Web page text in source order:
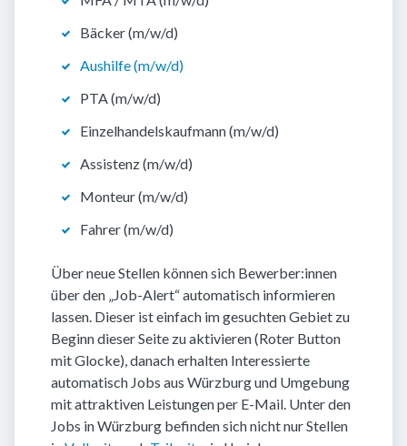
Bäcker (m/w/d)
Aushilfe (m/w/d)
PTA (m/w/d)
Einzelhandelskaufmann (m/w/d)
Assistenz (m/w/d)
Monteur (m/w/d)
Fahrer (m/w/d)
Über neue Stellen können sich Bewerber:innen
über den „Job-Alert“ automatisch informieren
lassen. Dieser ist einfach im gesuchten Gebiet zu
Beginn dieser Seite zu aktivieren (Roter Button
mit Glocke), danach erhalten Interessierte
automatisch Jobs aus Würzburg und Umgebung
mit attraktiven Leistungen per E-Mail. Unter den
Jobs in Würzburg befinden sich nicht nur Stellen